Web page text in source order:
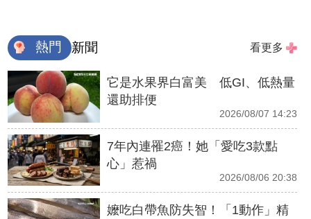
熱門 新聞 看更多
它是水果界白富美 低GI、低熱量
還助排便
2026/08/07 14:23
7年內連罹2癌！她「愛吃3款點
心」惹禍
2026/08/06 20:38
嬤吃白帶魚防失智！「1動作」精